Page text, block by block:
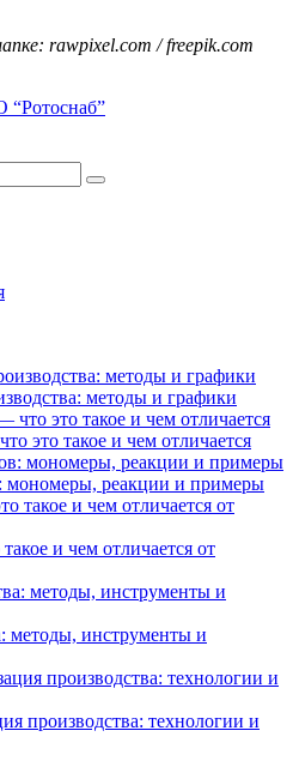
rawpixel.com / freepik.com
“Ротоснаб”
методы и графики
это такое и чем отличается
мономеры, реакции и примеры
и чем отличается от
методы, инструменты и
производства: технологии и